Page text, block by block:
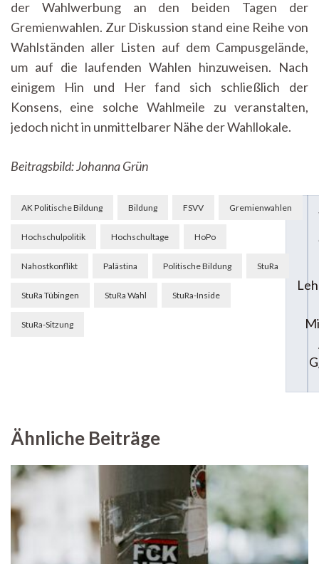
der Wahlwerbung an den beiden Tagen der
Gremienwahlen. Zur Diskussion stand eine Reihe von
Wahlständen aller Listen auf dem Campusgelände,
um auf die laufenden Wahlen hinzuweisen. Nach
einigem Hin und Her fand sich schließlich der
Konsens, eine solche Wahlmeile zu veranstalten,
jedoch nicht in unmittelbarer Nähe der Wahllokale.
Beitragsbild: Johanna Grün
AK Politische Bildung Bildung FSVV Gremienwahlen
Hochschulpolitik Hochschultage HoPo
Nahostkonflikt Palästina Politische Bildung StuRa
StuRa Tübingen StuRa Wahl StuRa-Inside
StuRa-Sitzung
Beitragsnavigation
Ähnliche Beiträge